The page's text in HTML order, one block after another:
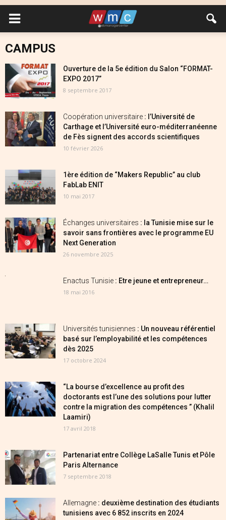
CAMPUS
Ouverture de la 5e édition du Salon “FORMAT-
EXPO 2017”
8 septembre 2017
Coopération universitaire : l’Université de
Carthage et l’Université euro-méditerranéenne
de Fès signent des accords scientifiques
10 février 2026
1ère édition de “Makers Republic” au club
FabLab ENIT
10 mai 2017
Échanges universitaires : la Tunisie mise sur le
savoir sans frontières avec le programme EU
Next Generation
26 novembre 2025
Enactus Tunisie : Etre jeune et entrepreneur…
18 mai 2016
Universités tunisiennes : Un nouveau référentiel
basé sur l’employabilité et les compétences
dès 2025
17 octobre 2024
“La bourse d’excellence au profit des
doctorants est l’une des solutions pour lutter
contre la migration des compétences ” (Khalil
Laamiri)
17 avril 2018
Partenariat entre Collège LaSalle Tunis et Pôle
Paris Alternance
7 septembre 2018
Allemagne : deuxième destination des étudiants
tunisiens avec 6 852 inscrits en 2024